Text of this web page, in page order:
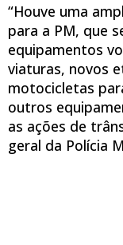
“Houve uma
para a PM, que
equipamentos
viaturas, novos
motocicletas
outros
as ações de
geral da Polícia